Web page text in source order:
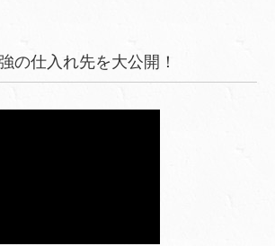
の仕入れ先を大公開！